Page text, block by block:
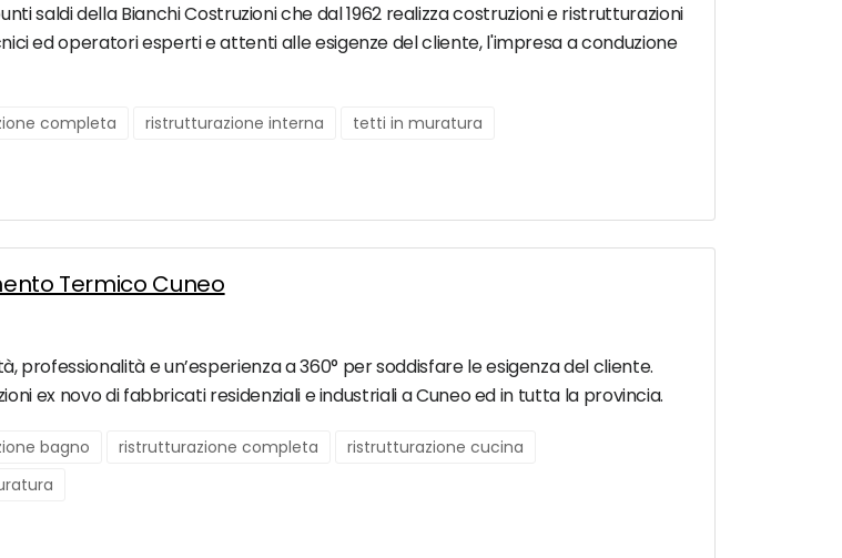
saldi della Bianchi Costruzioni che dal 1962 realizza costruzioni e ristrutturazioni
ed operatori esperti e attenti alle esigenze del cliente, l'impresa a conduzione
completa ristrutturazione interna tetti in muratura
Termico Cuneo
professionalità e un’esperienza a 360° per soddisfare le esigenza del cliente.
ex novo di fabbricati residenziali e industriali a Cuneo ed in tutta la provincia.
bagno ristrutturazione completa
ristrutturazione cucina